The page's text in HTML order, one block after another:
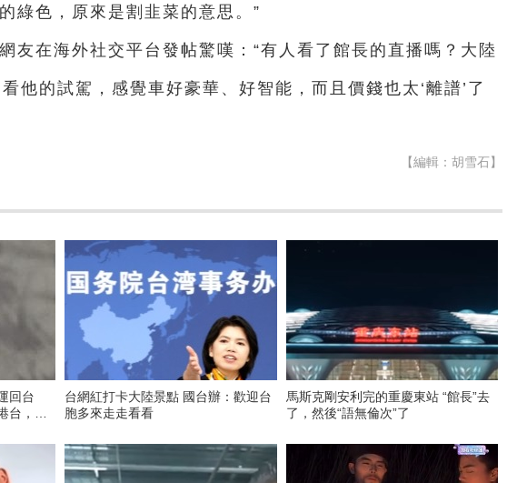
綠色，原來是割韭菜的意思。”
友在海外社交平台發帖驚嘆：“有人看了館長的直播嗎？大陸
他的試駕，感覺車好豪華、好智能，而且價錢也太‘離譜’了
【編輯：胡雪石】
回台
台，走
台網紅打卡大陸景點 國台辦：歡迎台
胞多來走走看看
馬斯克剛安利完的重慶東站 “館長”去
了，然後“語無倫次”了